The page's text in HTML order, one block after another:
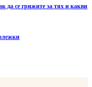
да се грижите за тях и какви